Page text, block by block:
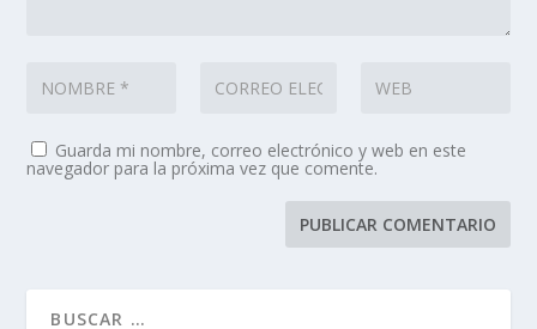
Guarda mi nombre, correo electrónico y web en este
navegador para la próxima vez que comente.